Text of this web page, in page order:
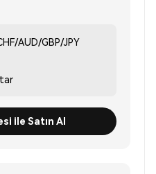
AUD/GBP/JPY
ile Satın Al